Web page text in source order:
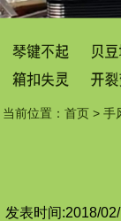
当前位置： 首页> 手
发表时间:2018/